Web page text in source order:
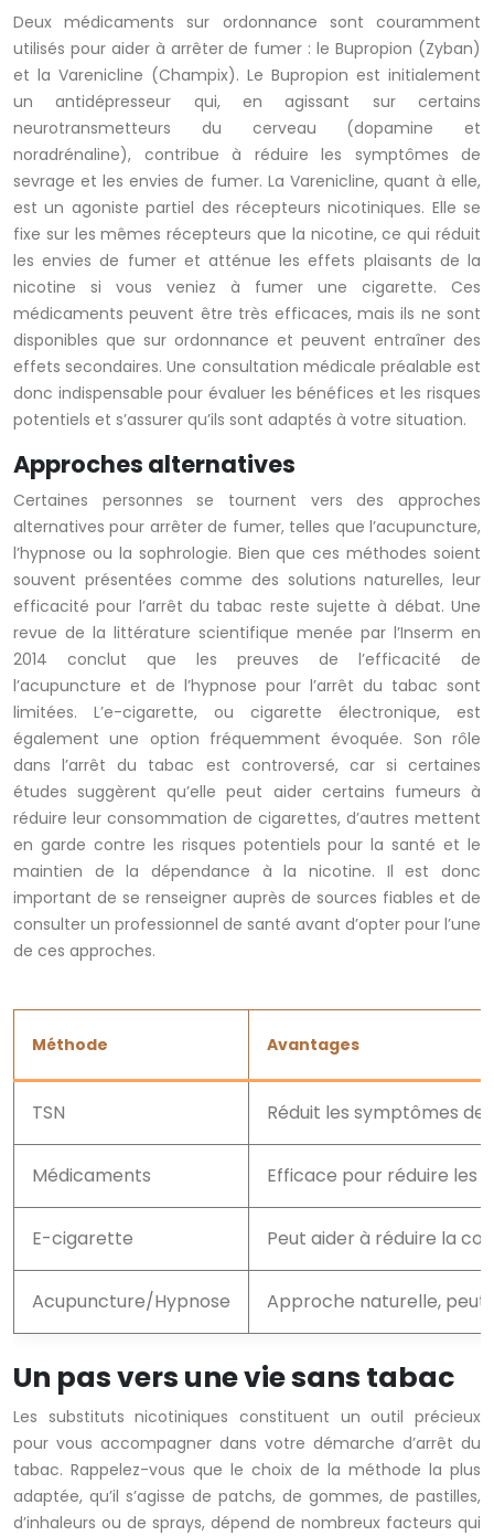
Deux médicaments sur ordonnance sont couramment
utilisés pour aider à arrêter de fumer : le Bupropion (Zyban)
et la Varenicline (Champix). Le Bupropion est initialement
un antidépresseur qui, en agissant sur certains
neurotransmetteurs du cerveau (dopamine et
noradrénaline), contribue à réduire les symptômes de
sevrage et les envies de fumer. La Varenicline, quant à elle,
est un agoniste partiel des récepteurs nicotiniques. Elle se
fixe sur les mêmes récepteurs que la nicotine, ce qui réduit
les envies de fumer et atténue les effets plaisants de la
nicotine si vous veniez à fumer une cigarette. Ces
médicaments peuvent être très efficaces, mais ils ne sont
disponibles que sur ordonnance et peuvent entraîner des
effets secondaires. Une consultation médicale préalable est
donc indispensable pour évaluer les bénéfices et les risques
potentiels et s’assurer qu’ils sont adaptés à votre situation.
Approches alternatives
Certaines personnes se tournent vers des approches
alternatives pour arrêter de fumer, telles que l’acupuncture,
l’hypnose ou la sophrologie. Bien que ces méthodes soient
souvent présentées comme des solutions naturelles, leur
efficacité pour l’arrêt du tabac reste sujette à débat. Une
revue de la littérature scientifique menée par l’Inserm en
2014 conclut que les preuves de l’efficacité de
l’acupuncture et de l’hypnose pour l’arrêt du tabac sont
limitées. L’e-cigarette, ou cigarette électronique, est
également une option fréquemment évoquée. Son rôle
dans l’arrêt du tabac est controversé, car si certaines
études suggèrent qu’elle peut aider certains fumeurs à
réduire leur consommation de cigarettes, d’autres mettent
en garde contre les risques potentiels pour la santé et le
maintien de la dépendance à la nicotine. Il est donc
important de se renseigner auprès de sources fiables et de
consulter un professionnel de santé avant d’opter pour l’une
de ces approches.
Méthode Avantages
TSN Réduit les symptômes
Médicaments Efficace pour réduire les
E-cigarette Peut aider à réduire la
Acupuncture/Hypnose Approche naturelle, peut
Un pas vers une vie sans tabac
Les substituts nicotiniques constituent un outil précieux
pour vous accompagner dans votre démarche d’arrêt du
tabac. Rappelez-vous que le choix de la méthode la plus
adaptée, qu’il s’agisse de patchs, de gommes, de pastilles,
d’inhaleurs ou de sprays, dépend de nombreux facteurs qui